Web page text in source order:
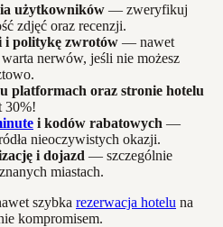
użytkowników — zweryfikuj
zdjęć oraz recenzji.
i politykę zwrotów — nawet
nerwów, jeśli nie możesz
platformach oraz stronie hotelu
30%!
i kodów rabatowych —
nieoczywistych okazji.
i dojazd — szczególnie
miastach.
szybka rezerwacja hotelu na
kompromisem.